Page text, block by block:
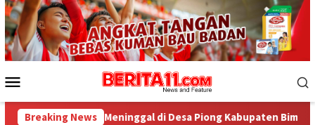
Loncat
ke
konten
Mobile
Breaking News
di Desa Piong Kabupaten Bima Sejumlah